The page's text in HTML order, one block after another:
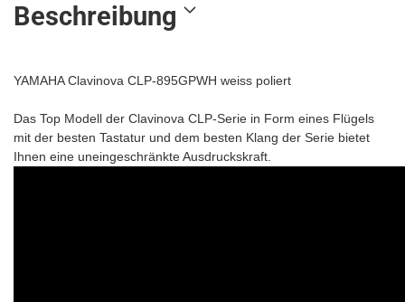
Beschreibung
YAMAHA Clavinova CLP-895GPWH weiss poliert
Das Top Modell der Clavinova CLP-Serie in Form eines Flügels
mit der besten Tastatur und dem besten Klang der Serie bietet
Ihnen eine uneingeschränkte Ausdruckskraft.